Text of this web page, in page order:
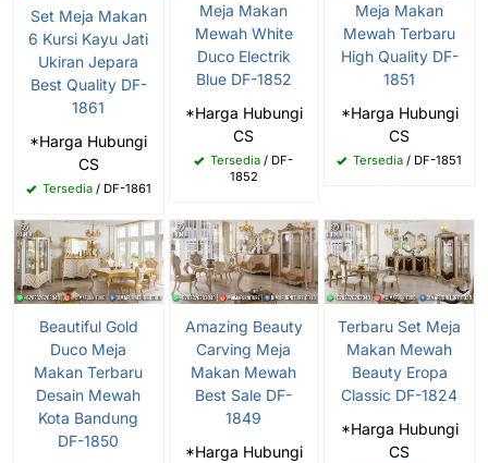
Set Meja Makan
6 Kursi Kayu Jati
Ukiran Jepara
Best Quality DF-
1861
*Harga Hubungi
CS
Tersedia/ DF-1861
Meja Makan
Mewah White
Duco Electrik
Blue DF-1852
*Harga Hubungi
CS
Tersedia / DF-
1852
Meja Makan
Mewah Terbaru
High Quality DF-
1851
*Harga Hubungi
CS
Tersedia / DF-1851
Beautiful Gold
Duco Meja
Makan Terbaru
Desain Mewah
Kota Bandung
DF-1850
Amazing Beauty
Carving Meja
Makan Mewah
Best Sale DF-
1849
*Harga Hubungi
Terbaru Set Meja
Makan Mewah
Beauty Eropa
Classic DF-1824
*Harga Hubungi
CS